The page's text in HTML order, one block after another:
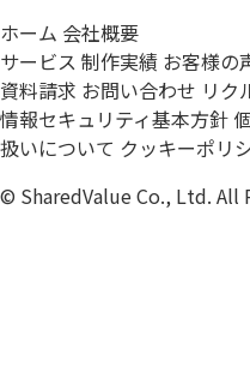
ホーム 会社概要
サービス 制作実績 お客様の
資料請求 お問い合わせ リク
情報セキュリティ基本方針
扱いについて クッキーポリ
© SharedValue Co., Ltd. All